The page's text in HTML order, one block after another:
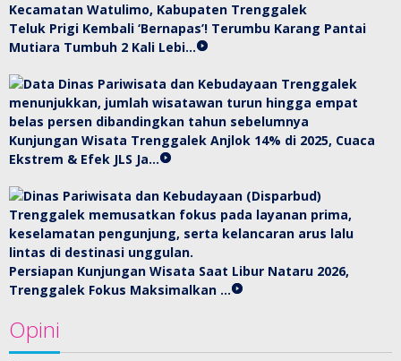
Teluk Prigi Kembali ‘Bernapas’! Terumbu Karang Pantai
Mutiara Tumbuh 2 Kali Lebi…
Kunjungan Wisata Trenggalek Anjlok 14% di 2025, Cuaca
Ekstrem & Efek JLS Ja…
Persiapan Kunjungan Wisata Saat Libur Nataru 2026,
Trenggalek Fokus Maksimalkan …
Opini